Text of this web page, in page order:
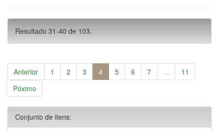
Resultado 31-40 de 103.
Anterior 1 2 3 4 5 6 7 ...
11
Póximo
Conjunto de itens: